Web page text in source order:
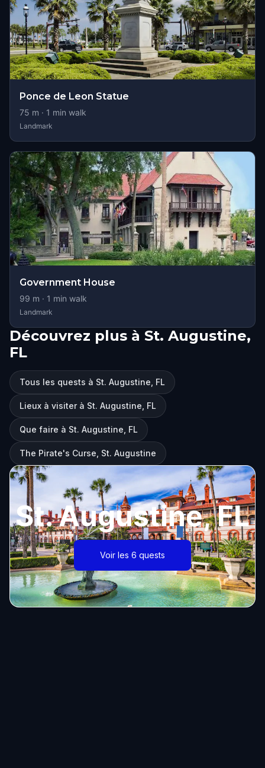
Ponce de Leon Statue
75 m · 1 min walk
Landmark
Government House
99 m · 1 min walk
Landmark
Découvrez plus à St. Augustine,
FL
Tous les quests à St. Augustine, FL
Lieux à visiter à St. Augustine, FL
Que faire à St. Augustine, FL
The Pirate's Curse, St. Augustine
St. Augustine, FL
Voir les 6 quests